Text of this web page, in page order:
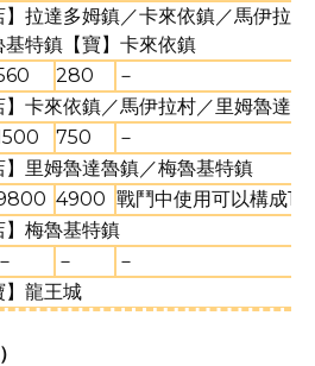
】拉達多姆鎮／卡來依鎮／馬伊拉
基特鎮【寶】卡來依鎮
280
－
】卡來依鎮／馬伊拉村／里姆魯達
750
－
】里姆魯達魯鎮／梅魯基特鎮
4900 戰鬥中使用可以構成
】梅魯基特鎮
－ －
－
】龍王城